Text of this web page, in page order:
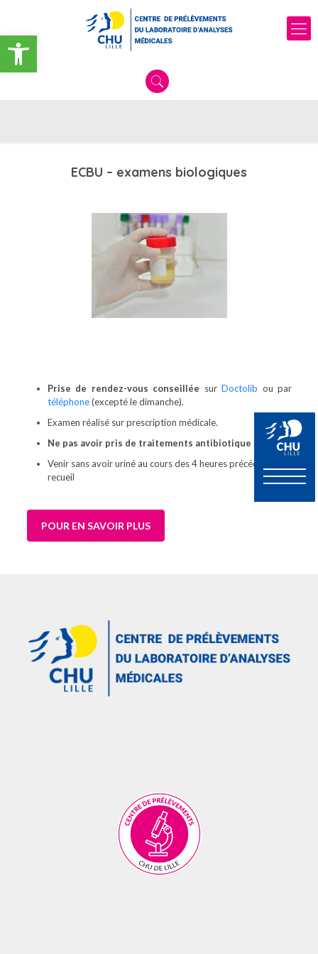
Ouvrir la barre d’outils
ECBU – examens biologiques
Prise de rendez-vous conseillée surDoctolib ou par
téléphone(excepté le dimanche).
Examen réalisé sur prescription médicale.
Ne pas avoir pris de traitements antibiotique
Venir sans avoir uriné au cours des 4 heures précédant le
recueil
POUR EN SAVOIR PLUS